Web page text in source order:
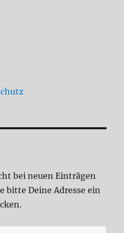
bei neuen Einträgen
bitte Deine Adresse ein